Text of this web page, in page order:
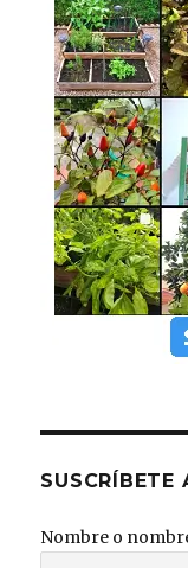
SUSCRÍBETE
Nombre o